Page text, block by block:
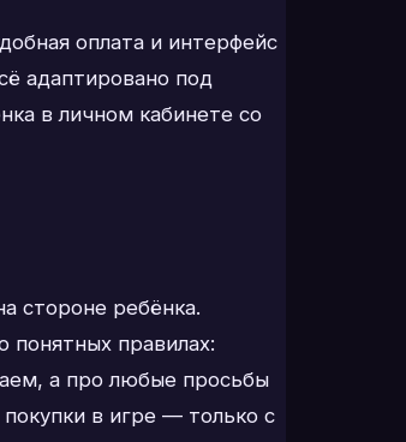
оплата и интерфейс
адаптировано под
в личном кабинете со
стороне ребёнка.
понятных правилах:
а про любые просьбы
в игре — только с